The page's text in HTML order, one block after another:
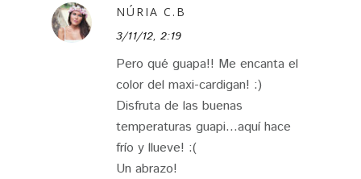
NÚRIA C.B
3/11/12, 2:19
Pero qué guapa!! Me encanta el
color del maxi-cardigan! :)
Disfruta de las buenas
temperaturas guapi...aquí hace
frío y llueve! :(
Un abrazo!